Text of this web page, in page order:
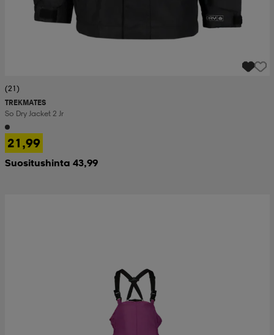
(21)
TREKMATES
So Dry Jacket 2 Jr
21,99
Suositushinta 43,99